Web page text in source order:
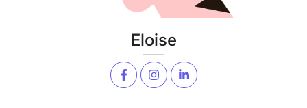
Eloise